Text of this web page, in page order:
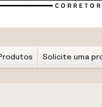
Solicite uma